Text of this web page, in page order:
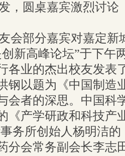
，圆桌嘉宾激烈讨论
会部分嘉宾对嘉定新
新高峰论坛”于下午
各业的杰出校友发表
钢以题为《中国制造
会者的深思。中国科
《产学研政和科技产
务所创始人杨明洁
分会常务副会长李志